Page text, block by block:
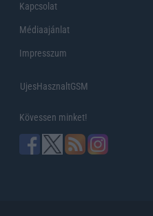
Kapcsolat
Médiaajánlat
Impresszum
UjesHasznaltGSM
Kövessen minket!